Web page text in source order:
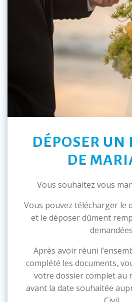
DÉPOSER UN
DE
Vous souhaitez vous
Vous pouvez télécharger le
et le déposer dûment
Après avoir réuni
complété les documents,
votre dossier complet au
avant la date souhaitée